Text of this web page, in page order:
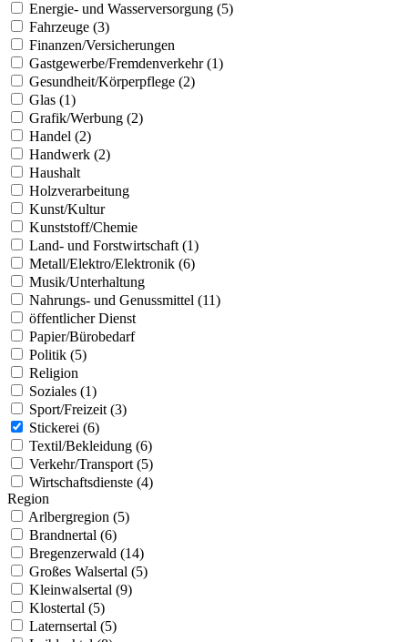
Energie- und Wasserversorgung (5)
Fahrzeuge (3)
Finanzen/Versicherungen
Gastgewerbe/Fremdenverkehr (1)
Gesundheit/Körperpflege (2)
Glas (1)
Grafik/Werbung (2)
Handel (2)
Handwerk (2)
Haushalt
Holzverarbeitung
Kunst/Kultur
Kunststoff/Chemie
Land- und Forstwirtschaft (1)
Metall/Elektro/Elektronik (6)
Musik/Unterhaltung
Nahrungs- und Genussmittel (11)
öffentlicher Dienst
Papier/Bürobedarf
Politik (5)
Religion
Soziales (1)
Sport/Freizeit (3)
Stickerei (6)
Textil/Bekleidung (6)
Verkehr/Transport (5)
Wirtschaftsdienste (4)
Region
Arlbergregion (5)
Brandnertal (6)
Bregenzerwald (14)
Großes Walsertal (5)
Kleinwalsertal (9)
Klostertal (5)
Laternsertal (5)